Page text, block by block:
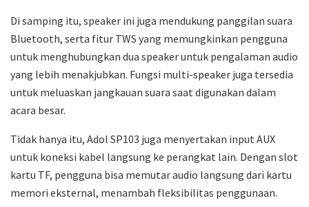
Di samping itu, speaker ini juga mendukung panggilan suara
Bluetooth, serta fitur TWS yang memungkinkan pengguna
untuk menghubungkan dua speaker untuk pengalaman audio
yang lebih menakjubkan. Fungsi multi-speaker juga tersedia
untuk meluaskan jangkauan suara saat digunakan dalam
acara besar.
Tidak hanya itu, Adol SP103 juga menyertakan input AUX
untuk koneksi kabel langsung ke perangkat lain. Dengan slot
kartu TF, pengguna bisa memutar audio langsung dari kartu
memori eksternal, menambah fleksibilitas penggunaan.